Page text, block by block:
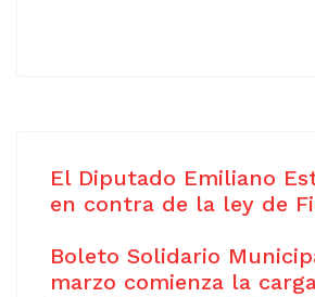
El Diputado Emiliano
en contra de la ley de
Boleto Solidario
marzo comienza la